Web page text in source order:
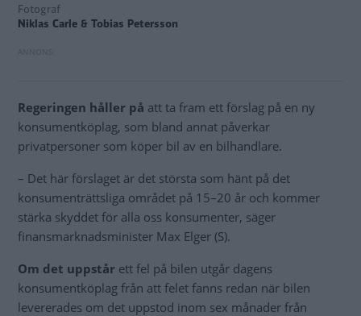
Fotograf
Niklas Carle & Tobias Petersson
Regeringen håller på att ta fram ett förslag på en ny
konsumentköplag, som bland annat påverkar
privatpersoner som köper bil av en bilhandlare.
– Det här förslaget är det största som hänt på det
konsumenträttsliga området på 15–20 år och kommer
stärka skyddet för alla oss konsumenter, säger
finansmarknadsminister Max Elger (S).
Om det uppstår ett fel på bilen utgår dagens
konsumentköplag från att felet fanns redan när bilen
levererades om det uppstod inom sex månader från